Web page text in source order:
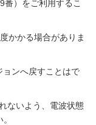
）をご利用するこ
かかる場合がありま
ョンへ戻すことはで
ないよう、電波状態